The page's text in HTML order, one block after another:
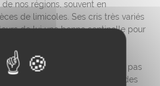
nos régions, souvent en
de limicoles. Ses cris très variés
de lui une bonne sentinelle pour
Les chevaliers gambette se
pour préserver leur
découverts. Ils avancent d’un pas
de la vase pour y capturer des